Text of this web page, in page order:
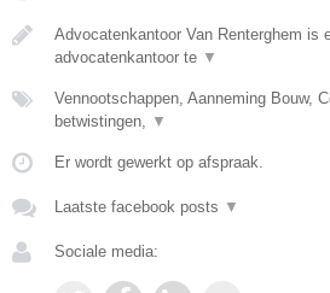
Advocatenkantoor Van Renterghem is
advocatenkantoor te ▼
Vennootschappen, Aanneming Bouw,
betwistingen, ▼
Er wordt gewerkt op afspraak.
Laatste facebook posts ▼
Sociale media: